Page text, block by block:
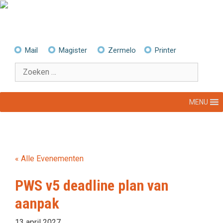
Ga
Mail Magister Zermelo Printer
Zoek
naar:
MENU
« Alle Evenementen
PWS v5 deadline plan van
aanpak